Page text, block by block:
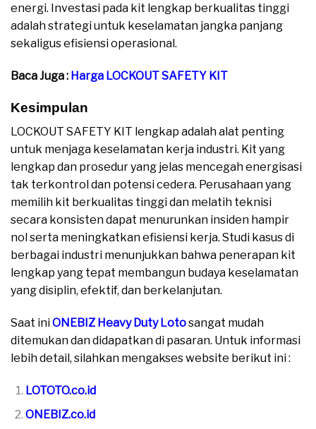
energi. Investasi pada kit lengkap berkualitas tinggi
adalah strategi untuk keselamatan jangka panjang
sekaligus efisiensi operasional.
Baca Juga : Harga LOCKOUT SAFETY KIT
Kesimpulan
LOCKOUT SAFETY KIT lengkap adalah alat penting
untuk menjaga keselamatan kerja industri. Kit yang
lengkap dan prosedur yang jelas mencegah energisasi
tak terkontrol dan potensi cedera. Perusahaan yang
memilih kit berkualitas tinggi dan melatih teknisi
secara konsisten dapat menurunkan insiden hampir
nol serta meningkatkan efisiensi kerja. Studi kasus di
berbagai industri menunjukkan bahwa penerapan kit
lengkap yang tepat membangun budaya keselamatan
yang disiplin, efektif, dan berkelanjutan.
Saat iniONEBIZ Heavy Duty Lotosangat mudah
ditemukan dan didapatkan di pasaran. Untuk informasi
lebih detail, silahkan mengakses website berikut ini :
LOTOTO.co.id
ONEBIZ.co.id